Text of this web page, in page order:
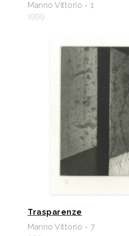
Manno Vittorio - 1
1999
Trasparenze
Manno Vittorio - 7